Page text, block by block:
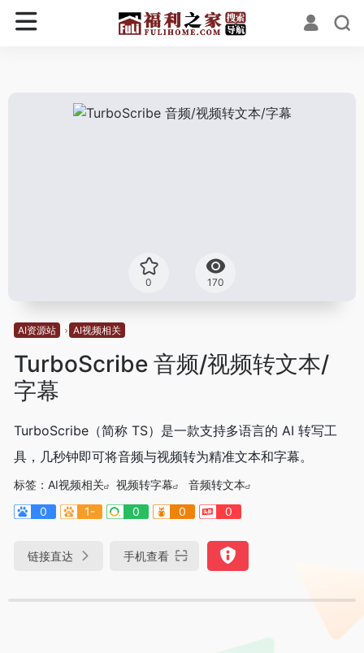
0 170
AI资源站 AI视频相关
TurboScribe 音频/视频转文本/
字幕
TurboScribe（简称 TS）是一款支持多语言的 AI 转写工
具，几秒钟即可将音频与视频转为精准文本和字幕。
标签： AI视频相关 视频转字幕
音频转文本
0
1- 0 0 0
链接直达 手机查看